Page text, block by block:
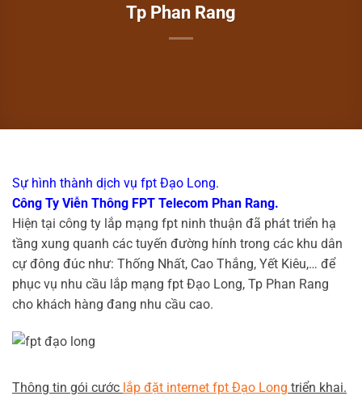
Tp Phan Rang
Sự hình thành dịch vụ fpt Đạo Long.
Công Ty Viễn Thông FPT Telecom Phan Rang.
Hiện tại công ty lắp mạng fpt ninh thuận đã phát triển hạ
tầng xung quanh các tuyến đường hính trong các khu dân
cự đông đúc như: Thống Nhất, Cao Thắng, Yết Kiêu,… để
phục vụ nhu cầu lắp mạng fpt Đạo Long, Tp Phan Rang
cho khách hàng đang nhu cầu cao.
Thông tin gói cước lắp đặt internet fpt Đạo Long triển khai.